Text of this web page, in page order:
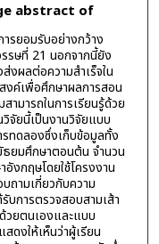
abstract of
ารยอมรับอย่างกว้าง
รรษที่ 21 นอกจากนี้ยัง
งผลต่อความสำเร็จใน
งค์เพื่อศึกษาผลการสอน
ามารถในการเรียนรู้ด้วย
จัยนี้เป็นงานวิจัยแบบ
ทดลองซึ่งเก็บข้อมูลทั้ง
ยมศึกษาตอนต้น จำนวน
อังกฤษโดยใช้โครงงาน
ถามเกี่ยวกับความ
บการตรวจสอบสามเส้า
วยตนเองและแบบ
ดงให้เห็นว่าผู้เรียน